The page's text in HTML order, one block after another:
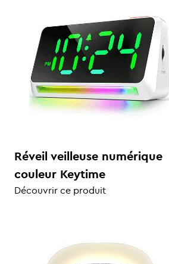
Réveil veilleuse numérique
couleur Keytime
Découvrir ce produit